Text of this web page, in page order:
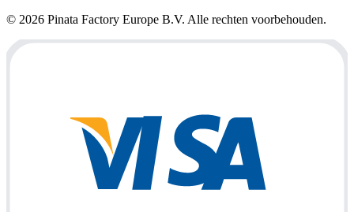
© 2026 Pinata Factory Europe B.V. Alle rechten voorbehouden.